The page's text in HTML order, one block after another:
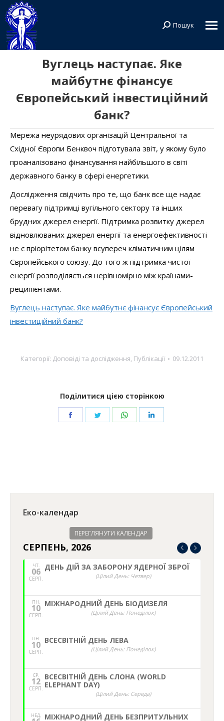
Search:
Пошук
Вуглець наступає. Яке
майбутнє фінансує
Європейський інвестиційний
банк?
Мережа неурядових організацій Центральної та
Східної Європи Бенквоч підготувала звіт, у якому було
проаналізовано фінансування найбільшого в світі
державного банку в сфері енергетики.
Дослідження свідчить про те, що банк все ще надає
перевагу підтримці вугільного сектору та інших
брудних джерел енергії. Підтримка розвитку джерел
відновлюваних джерел енергії та енергоефективності
не є пріорітетом банку всупереч кліматичним цілям
Європейського союзу. До того ж підтримка чистої
енергії розподіляється нерівномірно між країнами-
реципієнтами.
Вуглець наступає. Яке майбутнє фінансує Європейський
інвестиційний банк?
Категорії: Доповіді та дослідження, Публікації 09.12.2011
Поділитися цією сторінкою
Share
Share
Share
Еко-календар
ПЕРЕГЛЯНУТИ КАЛЕНДАР
СЕРПЕНЬ, 2026
ЧТ.
06
СЕРП.
ДЕНЬ ДІЙ ЗА ЗАБОРОНУ ЯДЕРНОЇ ЗБРОЇ
(Цілий День: Четвер)
ПН.
10
СЕРП.
МІЖНАРОДНИЙ ДЕНЬ БІОДИЗЕЛЯ
(Цілий День: Понеділок)
ПН.
10
СЕРП.
ВСЕСВІТНІЙ ДЕНЬ ЛЕВА
(Цілий День: Понеділок)
СР.
12
СЕРП.
ВСЕСВІТНІЙ ДЕНЬ СЛОНА (WORLD
ELEPHANT DAY)
(Цілий День: Середа)
НЕД,
МІЖНАРОДНИЙ ДЕНЬ БЕЗПРИТУЛЬНИХ